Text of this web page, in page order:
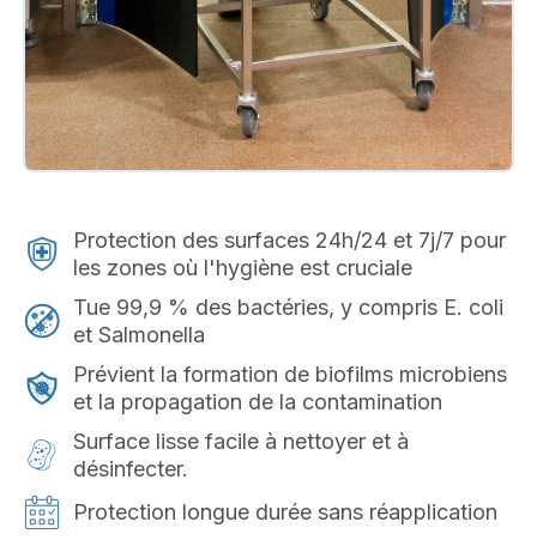
Protection des surfaces 24h/24 et 7j/7 pour
les zones où l'hygiène est cruciale
Tue 99,9 % des bactéries, y compris E. coli
et Salmonella
Prévient la formation de biofilms microbiens
et la propagation de la contamination
Surface lisse facile à nettoyer et à
désinfecter.
Protection longue durée sans réapplication